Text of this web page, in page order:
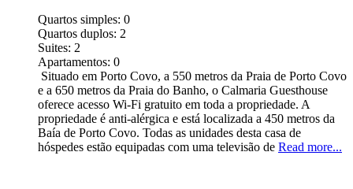
Quartos simples: 0
Quartos duplos: 2
Suites: 2
Apartamentos: 0
Situado em Porto Covo, a 550 metros da Praia de Porto Covo
e a 650 metros da Praia do Banho, o Calmaria Guesthouse
oferece acesso Wi-Fi gratuito em toda a propriedade. A
propriedade é anti-alérgica e está localizada a 450 metros da
Baía de Porto Covo. Todas as unidades desta casa de
hóspedes estão equipadas com uma televisão de Read more...